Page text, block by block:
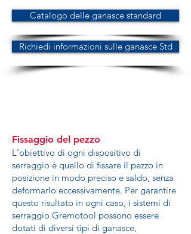
Catalogo delle ganasce standard
Richiedi informazioni sulle ganasce Std
Fissaggio del pezzo
L'obiettivo di ogni dispositivo di
serraggio è quello di fissare il pezzo in
posizione in modo preciso e saldo, senza
deformarlo eccessivamente. Per garantire
questo risultato in ogni caso, i sistemi di
serraggio Gremotool possono essere
dotati di diversi tipi di ganasce,